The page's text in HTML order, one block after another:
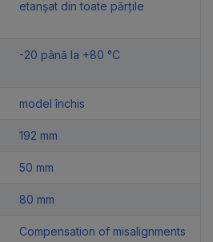
etanșat din toate părțile
-20 până la +80 °C
model închis
192 mm
50 mm
80 mm
Compensation of misalignments